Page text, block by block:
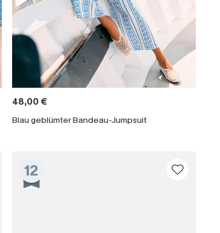
48,00 €
Blau geblümter Bandeau-Jumpsuit
12